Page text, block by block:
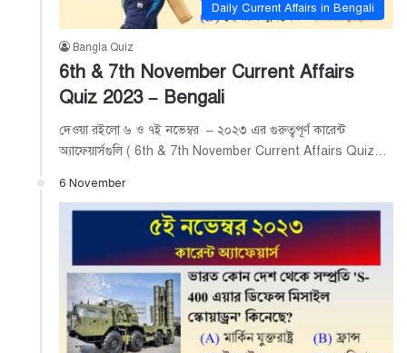
Daily Current Affairs in Bengali
Bangla Quiz
6th & 7th November Current Affairs
Quiz 2023 – Bengali
দেওয়া রইলো ৬ ও ৭ই নভেম্বর – ২০২৩ এর গুরুত্বপূর্ণ কারেন্ট
অ্যাফেয়ার্সগুলি ( 6th & 7th November Current Affairs Quiz…
6 November